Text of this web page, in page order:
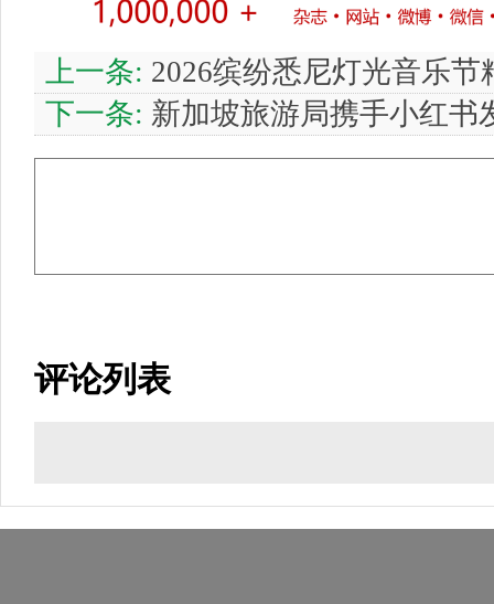
上一条: 2026缤纷悉尼灯光音乐节
下一条: 新加坡旅游局携手小红书
评论列表